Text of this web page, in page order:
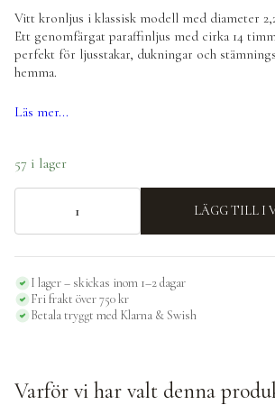
Vitt kronljus i klassisk modell med diameter
Ett genomfärgat paraffinljus med cirka 14
perfekt för ljusstakar, dukningar och
hemma.
Läs mer...
57 i lager
RUSTIC,
vit
mängd
LÄGG TILL I
I lager – skickas inom 1–2 dagar
Fri frakt över 750 kr
Betala tryggt med Klarna & Swish
Varför vi har valt denna